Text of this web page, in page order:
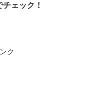
チェック！
ク